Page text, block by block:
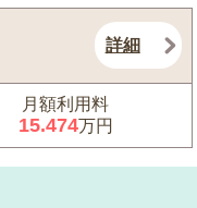
詳細
月額利用料
15.474万円